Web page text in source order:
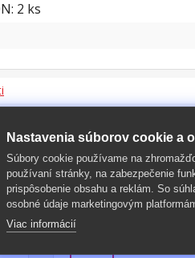
2 ks
DOKÚPIŤ
Nastavenia súborov cookie a
Súbory cookie používame na
používaní stránky, na zabezpečenie
prispôsobenie obsahu a reklám. So
osobné údaje marketingovým
Viac informácií